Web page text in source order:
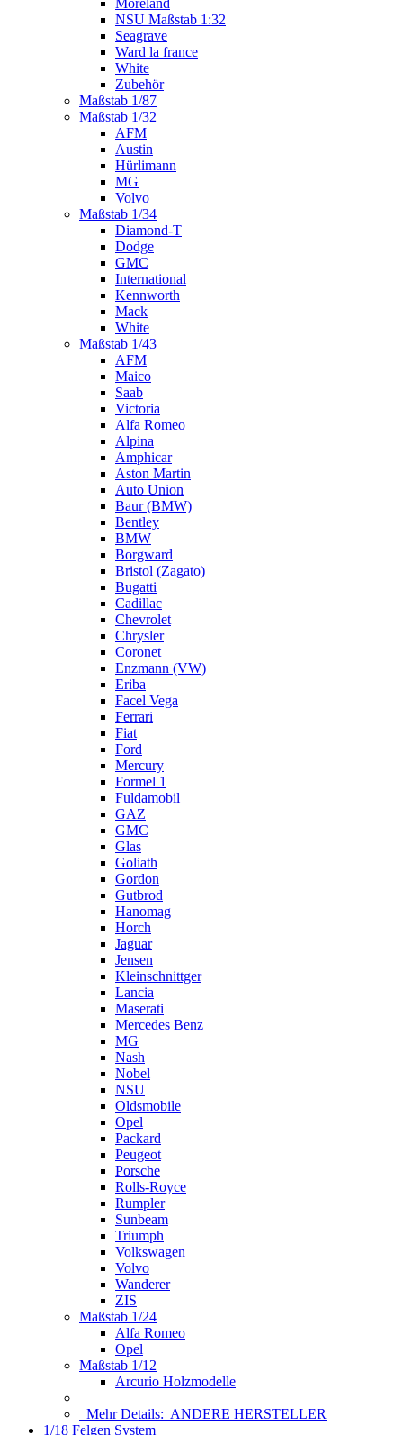
Moreland
NSU Maßstab 1:32
Seagrave
Ward la france
White
Zubehör
Maßstab 1/87
Maßstab 1/32
AFM
Austin
Hürlimann
MG
Volvo
Maßstab 1/34
Diamond-T
Dodge
GMC
International
Kennworth
Mack
White
Maßstab 1/43
AFM
Maico
Saab
Victoria
Alfa Romeo
Alpina
Amphicar
Aston Martin
Auto Union
Baur (BMW)
Bentley
BMW
Borgward
Bristol (Zagato)
Bugatti
Cadillac
Chevrolet
Chrysler
Coronet
Enzmann (VW)
Eriba
Facel Vega
Ferrari
Fiat
Ford
Mercury
Formel 1
Fuldamobil
GAZ
GMC
Glas
Goliath
Gordon
Gutbrod
Hanomag
Horch
Jaguar
Jensen
Kleinschnittger
Lancia
Maserati
Mercedes Benz
MG
Nash
Nobel
NSU
Oldsmobile
Opel
Packard
Peugeot
Porsche
Rolls-Royce
Rumpler
Sunbeam
Triumph
Volkswagen
Volvo
Wanderer
ZIS
Maßstab 1/24
Alfa Romeo
Opel
Maßstab 1/12
Arcurio Holzmodelle
Mehr Details: ANDERE HERSTELLER
1/18 Felgen System